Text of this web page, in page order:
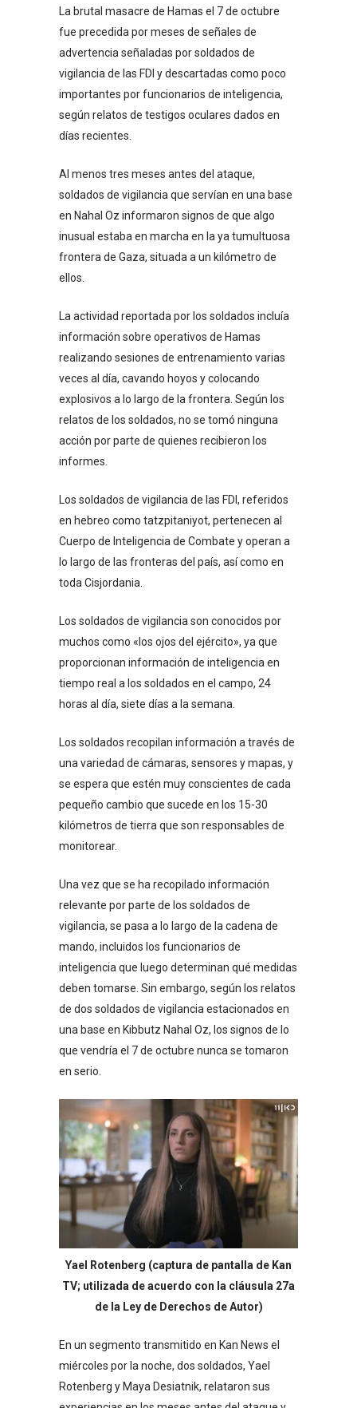
La brutal masacre de Hamas el 7 de octubre
fue precedida por meses de señales de
advertencia señaladas por soldados de
vigilancia de las FDI y descartadas como poco
importantes por funcionarios de inteligencia,
según relatos de testigos oculares dados en
días recientes.
Al menos tres meses antes del ataque,
soldados de vigilancia que servían en una base
en Nahal Oz informaron signos de que algo
inusual estaba en marcha en la ya tumultuosa
frontera de Gaza, situada a un kilómetro de
ellos.
La actividad reportada por los soldados incluía
información sobre operativos de Hamas
realizando sesiones de entrenamiento varias
veces al día, cavando hoyos y colocando
explosivos a lo largo de la frontera. Según los
relatos de los soldados, no se tomó ninguna
acción por parte de quienes recibieron los
informes.
Los soldados de vigilancia de las FDI, referidos
en hebreo como tatzpitaniyot, pertenecen al
Cuerpo de Inteligencia de Combate y operan a
lo largo de las fronteras del país, así como en
toda Cisjordania.
Los soldados de vigilancia son conocidos por
muchos como «los ojos del ejército», ya que
proporcionan información de inteligencia en
tiempo real a los soldados en el campo, 24
horas al día, siete días a la semana.
Los soldados recopilan información a través de
una variedad de cámaras, sensores y mapas, y
se espera que estén muy conscientes de cada
pequeño cambio que sucede en los 15-30
kilómetros de tierra que son responsables de
monitorear.
Una vez que se ha recopilado información
relevante por parte de los soldados de
vigilancia, se pasa a lo largo de la cadena de
mando, incluidos los funcionarios de
inteligencia que luego determinan qué medidas
deben tomarse. Sin embargo, según los relatos
de dos soldados de vigilancia estacionados en
una base en Kibbutz Nahal Oz, los signos de lo
que vendría el 7 de octubre nunca se tomaron
en serio.
Yael Rotenberg (captura de pantalla de Kan
TV; utilizada de acuerdo con la cláusula 27a
de la Ley de Derechos de Autor)
En un segmento transmitido en Kan News el
miércoles por la noche, dos soldados, Yael
Rotenberg y Maya Desiatnik, relataron sus